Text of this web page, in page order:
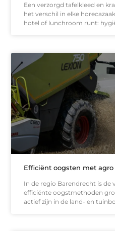
Een verzorgd tafelkleed en
het verschil in elke
hotel of lunchroom runt:
Efficiënt oogsten met
In de regio Barendrecht is de
efficiënte oogstmethoden
actief zijn in de land- en